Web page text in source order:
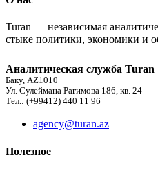
Turan — независимая
стыке политики, экономики и
Аналитическая служба Turan
Баку, AZ1010
Ул. Сулеймана Рагимова 186, кв. 24
Тел.: (+99412) 440 11 96
agency@turan.az
Полезное